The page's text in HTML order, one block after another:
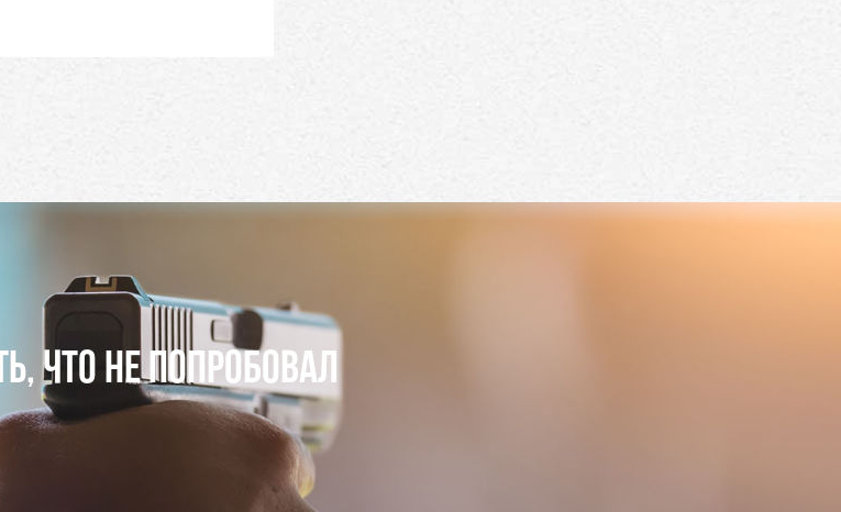
ЧТО НЕ ПОПРОБОВАЛ